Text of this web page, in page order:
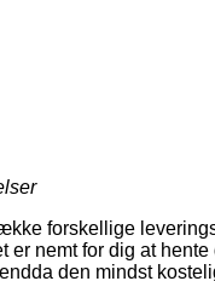
forskellige
nemt for dig at
den mindst